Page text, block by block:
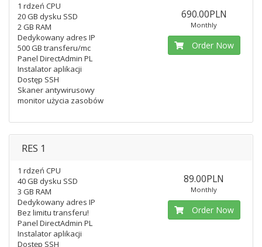
1 rdzeń CPU
20 GB dysku SSD
2 GB RAM
Dedykowany adres IP
500 GB transferu/mc
Panel DirectAdmin PL
Instalator aplikacji
Dostęp SSH
Skaner antywirusowy
monitor użycia zasobów
690.00PLN
Monthly
Order Now
RES 1
1 rdzeń CPU
40 GB dysku SSD
3 GB RAM
Dedykowany adres IP
Bez limitu transferu!
Panel DirectAdmin PL
Instalator aplikacji
Dostęp SSH
89.00PLN
Monthly
Order Now